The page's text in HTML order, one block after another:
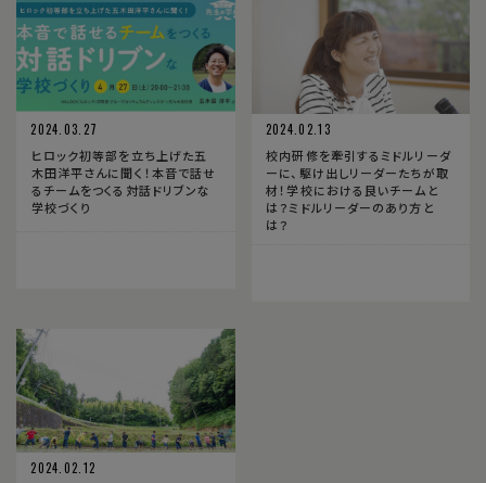
2024.03.27
ヒロック初等部を立ち上げた五
木田洋平さんに聞く！本音で話せ
るチームをつくる対話ドリブンな
学校づくり
2024.02.13
校内研修を牽引するミドルリーダ
ーに、駆け出しリーダーたちが取
材！学校における良いチームと
は？ミドルリーダーのあり方と
は？
2024.02.12